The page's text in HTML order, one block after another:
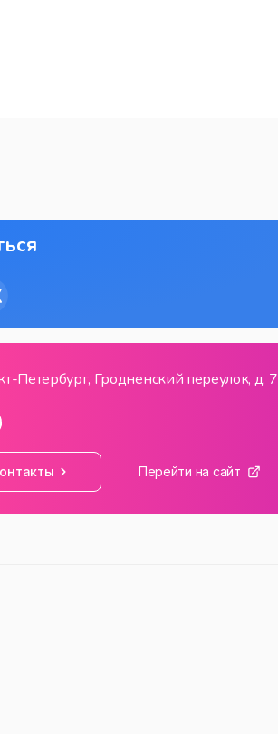
Петербург, Гродненский переулок, д. 7
Перейти на сайт